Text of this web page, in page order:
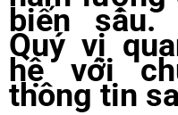
biến sâu.
Quý vị
hệ với
thông tin